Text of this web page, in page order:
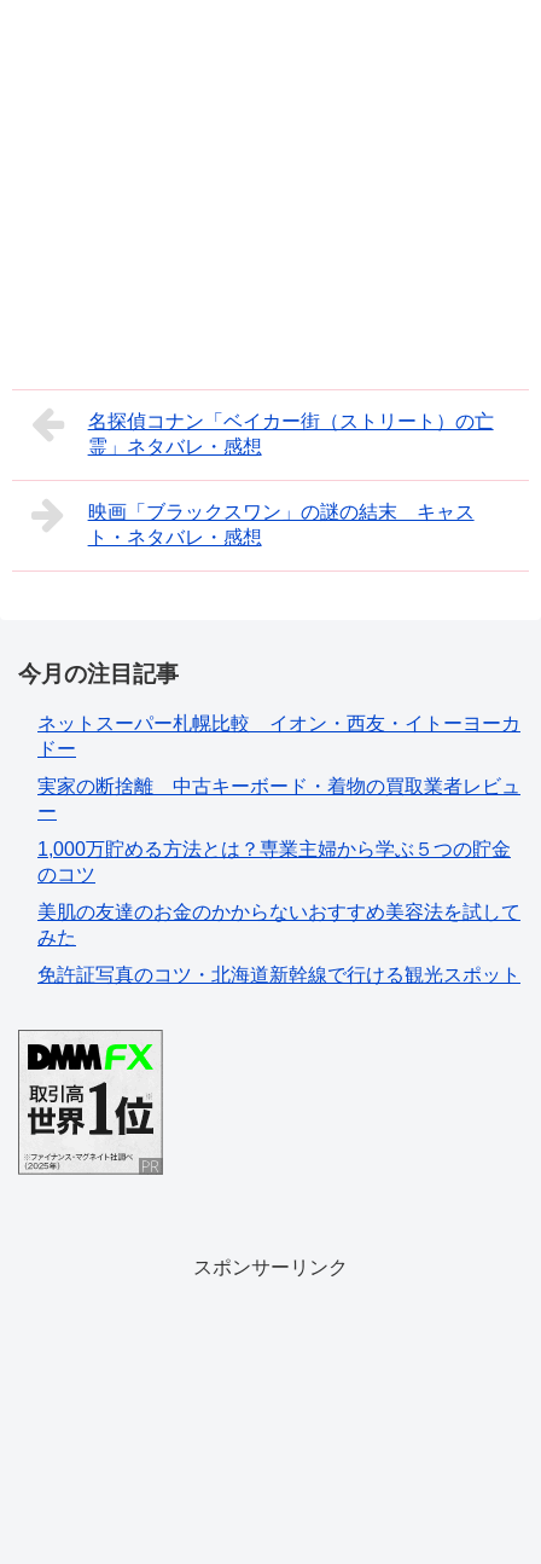
名探偵コナン「ベイカー街（ストリート）の亡
霊」ネタバレ・感想
映画「ブラックスワン」の謎の結末 キャス
ト・ネタバレ・感想
今月の注目記事
ネットスーパー札幌比較 イオン・西友・イトーヨーカ
ドー
実家の断捨離 中古キーボード・着物の買取業者レビュ
ー
1,000万貯める方法とは？専業主婦から学ぶ５つの貯金
のコツ
美肌の友達のお金のかからないおすすめ美容法を試して
みた
免許証写真のコツ・北海道新幹線で行ける観光スポット
スポンサーリンク